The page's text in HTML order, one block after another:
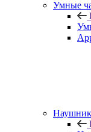
Умные